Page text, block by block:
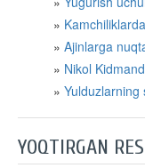
Ajinlarga
​Nikol
Yulduzlarning
YOQTIRGAN